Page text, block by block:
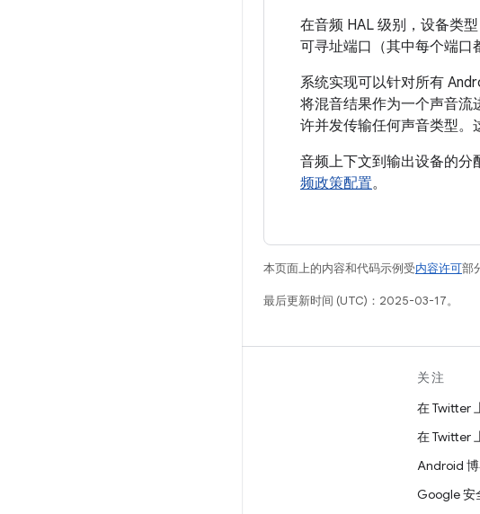
在音频 HAL 级别，设备类型
可寻址端口（其中每个端口
系统实现可以针对所有
将混音结果作为一个声音流
许并发传输任何声音类型。
音频上下文到输出设备的分
频政策配置。
本页面上的内容和代码示例受内容许可部
最后更新时间 (UTC)：2025-03-17。
关注
在 Twitter
在 Twitter
Android
Google 安